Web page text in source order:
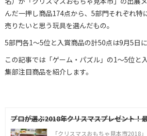
んだ一押し商品174点から、5部門それぞれ特
売りたいと思う玩具を選んだもの。
5部門各1〜5位と入賞商品の計50点は9月5日に
この記事では「ゲーム・パズル」の1〜5位と
集部注目商品を紹介します。
プロが選ぶ2018年クリスマスプレゼント！
「クリスマスおもちゃ見本市2018